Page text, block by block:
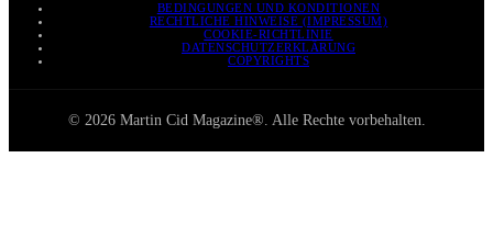
BEDINGUNGEN UND KONDITIONEN
RECHTLICHE HINWEISE (IMPRESSUM)
COOKIE-RICHTLINIE
DATENSCHUTZERKLÄRUNG
COPYRIGHTS
© 2026 Martin Cid Magazine®. Alle Rechte vorbehalten.